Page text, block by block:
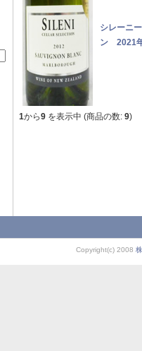
シレーニ
ン 2021
1から9 を表示中 (商品の数: 9)
Copyright(c) 2008